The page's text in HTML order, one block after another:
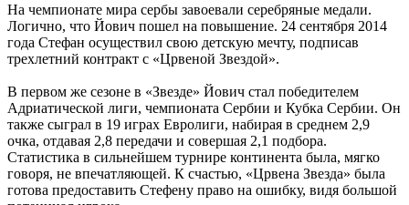
На чемпионате мира сербы завоевали серебряные медали.
Логично, что Йович пошел на повышение. 24 сентября 2014
года Стефан осуществил свою детскую мечту, подписав
трехлетний контракт с «Црвеной Звездой».
В первом же сезоне в «Звезде» Йович стал победителем
Адриатической лиги, чемпионата Сербии и Кубка Сербии. Он
также сыграл в 19 играх Евролиги, набирая в среднем 2,9
очка, отдавая 2,8 передачи и совершая 2,1 подбора.
Статистика в сильнейшем турнире континента была, мягко
говоря, не впечатляющей. К счастью, «Црвена Звезда» была
готова предоставить Стефену право на ошибку, видя большой